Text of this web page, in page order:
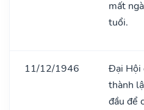
mất
tuổi.
11/12/1946
Đại Hội
thành
đầu để